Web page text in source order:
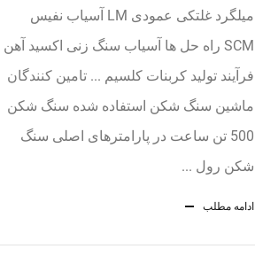
میلگرد غلتکی عمودی LM آسیاب نفیس
SCM راه حل ها آسیاب سنگ زنی اکسید آهن
فرآیند تولید کربنات کلسیم ... تامین کنندگان
ماشین سنگ شکن استفاده شده سنگ شکن
500 تن ساعت در پارامترهای اصلی سنگ
شکن رول ...
ادامه مطلب